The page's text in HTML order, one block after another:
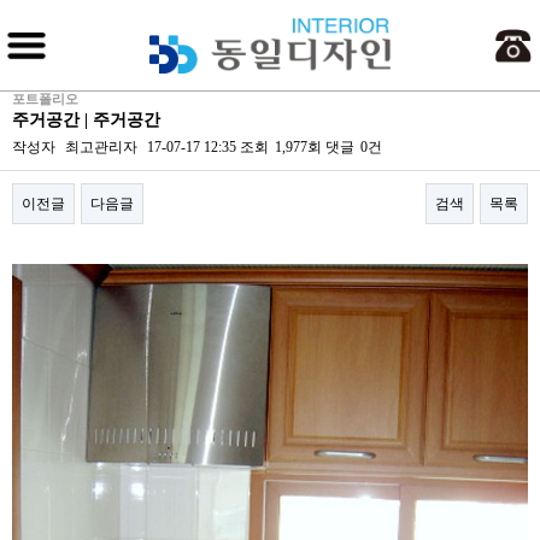
회사소개
포트폴리오
견적의뢰
포트폴리오
주거공간 | 주거공간
작성자 최고관리자 17-07-17 12:35 조회 1,977회 댓글 0건
이전글 다음글 검색 목록
본문